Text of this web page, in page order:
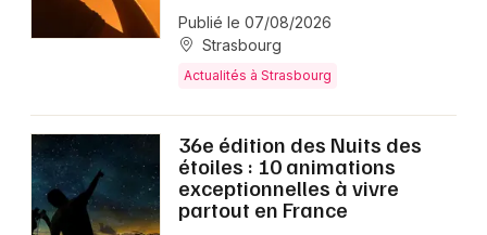
Publié le 07/08/2026
Strasbourg
Actualités à Strasbourg
36e édition des Nuits des
étoiles : 10 animations
exceptionnelles à vivre
partout en France